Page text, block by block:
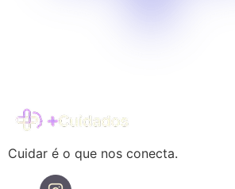
Cuidar é o que nos conecta.